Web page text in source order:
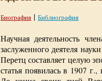
Биография |Библиография
Научная деятельность
заслуженного деятеля
Перетц составляет целую
статья появилась в 1907